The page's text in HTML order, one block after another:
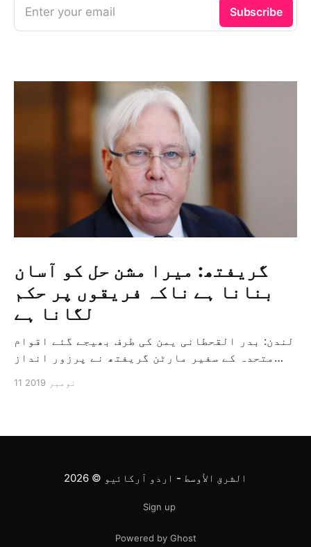
Enter your email Subscribe
گریفتھ: میرا مشن حل کو آسان
بنانا ہے ناکہ فریقوں پر حکم
لگانا ہے
لندن: بدر القحطانی یمن کی طرف بھیجے گئے اقوام
متحدہ کے سفیر مارٹن گریفتھ نے پرزور انداز
ثالثی اور اس کشمکش کی حدبندی کرنے کے لئے ایک
11 نومبر 2019
الشرق الأوسط - اردو آرکائیو © 2026
Sign up
Powered by Ghost